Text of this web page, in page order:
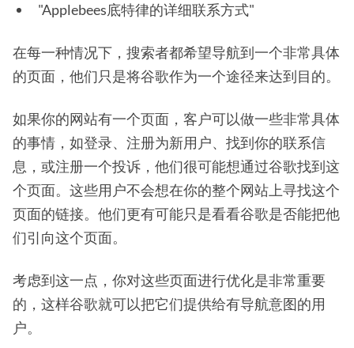
"Applebees底特律的详细联系方式"
在每一种情况下，搜索者都希望导航到一个非常具体
的页面，他们只是将谷歌作为一个途径来达到目的。
如果你的网站有一个页面，客户可以做一些非常具体
的事情，如登录、注册为新用户、找到你的联系信
息，或注册一个投诉，他们很可能想通过谷歌找到这
个页面。这些用户不会想在你的整个网站上寻找这个
页面的链接。他们更有可能只是看看谷歌是否能把他
们引向这个页面。
考虑到这一点，你对这些页面进行优化是非常重要
的，这样谷歌就可以把它们提供给有导航意图的用
户。